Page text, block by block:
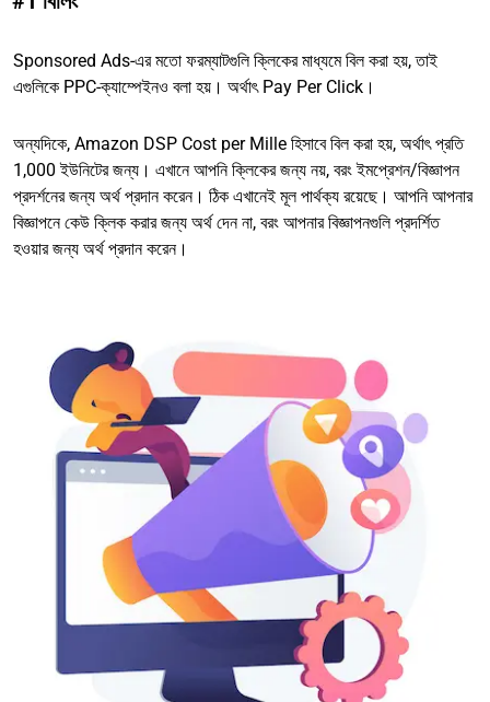
Sponsored Ads-এর মতো ফরম্যাটগুলি ক্লিকের মাধ্যমে বিল করা হয়, তাই
এগুলিকে PPC-ক্যাম্পেইনও বলা হয়। অর্থাৎ Pay Per Click।
অন্যদিকে, Amazon DSP Cost per Mille হিসাবে বিল করা হয়, অর্থাৎ প্রতি
1,000 ইউনিটের জন্য। এখানে আপনি ক্লিকের জন্য নয়, বরং ইমপ্রেশন/বিজ্ঞাপন
প্রদর্শনের জন্য অর্থ প্রদান করেন। ঠিক এখানেই মূল পার্থক্য রয়েছে। আপনি আপনার
বিজ্ঞাপনে কেউ ক্লিক করার জন্য অর্থ দেন না, বরং আপনার বিজ্ঞাপনগুলি প্রদর্শিত
হওয়ার জন্য অর্থ প্রদান করেন।